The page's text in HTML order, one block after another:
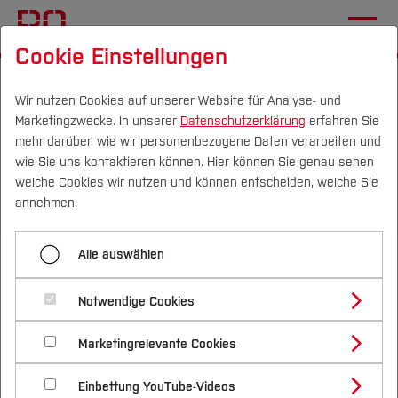
Campus Personen DE|EN Quicklinks
Studium
Studienangebote
Bachelorstudiengänge
Masterstudiengänge
Vor dem Studium
Bewerben & Einschreiben
Bewerbungsportal
Im Studium
Studienbüros und Prüfungen
Nach dem Studium
Forschung & Transfer
Profil
Forschungs- und Transferprofil
Schwerpunkte (FuT)
Beratung & Förderung
Nachhaltigkeit
Nachhaltigkeit studieren
International
Hochschulkommunikation
Newsletter (intern)
#37
Menü aufklappen
#01
#03
#04
Newsletter #37 der
Hochschule Bochum
Cookie Einstellungen
Wir nutzen Cookies auf unserer Website für Analyse- und
Marketingzwecke. In unserer Datenschutzerklärung erfahren Sie
mehr darüber, wie wir personenbezogene Daten verarbeiten und
wie Sie uns kontaktieren können. Hier können Sie genau sehen
welche Cookies wir nutzen und können entscheiden, welche Sie
annehmen.
Alle auswählen
Notwendige Cookies
Marketingrelevante Cookies
Einbettung YouTube-Videos